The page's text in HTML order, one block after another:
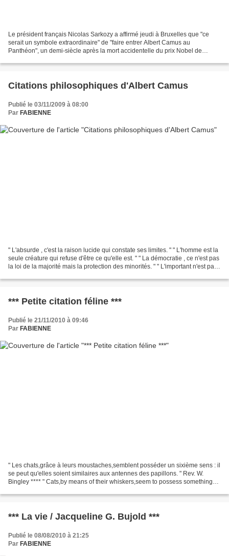
Le président français Nicolas Sarkozy a affirmé jeudi à Bruxelles que "ce
serait un symbole extraordinaire" de "faire entrer Albert Camus au
Panthéon", un demi-siècle après la mort accidentelle du prix Nobel de
Citations philosophiques d'Albert Camus
Publié le 03/11/2009 à 08:00
Par FABIENNE
" L'absurde , c'est la raison lucide qui constate ses limites. " " L'homme est la
seule créature qui refuse d'être ce qu'elle est. " " La démocratie , ce n'est pas
la loi de la majorité mais la protection des minorités. " " L'important n'est pas
*** Petite citation féline ***
Publié le 21/11/2010 à 09:46
Par FABIENNE
" Les chats,grâce à leurs moustaches,semblent posséder un sixième sens : il
se peut qu'elles soient similaires aux antennes des papillons. " Rev. W.
Bingley **** " Cats,by means of their whiskers,seem to possess something
*** La vie / Jacqueline G. Bujold ***
Publié le 08/08/2010 à 21:25
Par FABIENNE